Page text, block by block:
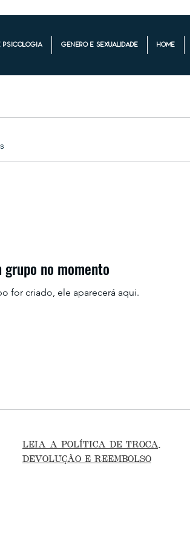
Psicologia Gênero e Sexualidade Home
grupo no momento
for criado, ele aparecerá aqui.
LEIA A POLÍTICA DE TROCA,
DEVOLUÇÃO E REEMBOLSO